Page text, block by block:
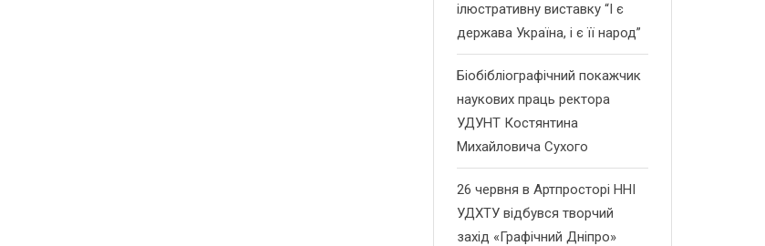
ілюстративну виставку “І є
держава Україна, і є її народ”
Біобібліографічний покажчик
наукових праць ректора
УДУНТ Костянтина
Михайловича Сухого
26 червня в Артпросторі ННІ
УДХТУ відбувся творчий
захід «Графічний Дніпро»